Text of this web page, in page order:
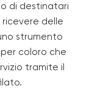
di destinatari
delle
strumento
coloro che
tramite il